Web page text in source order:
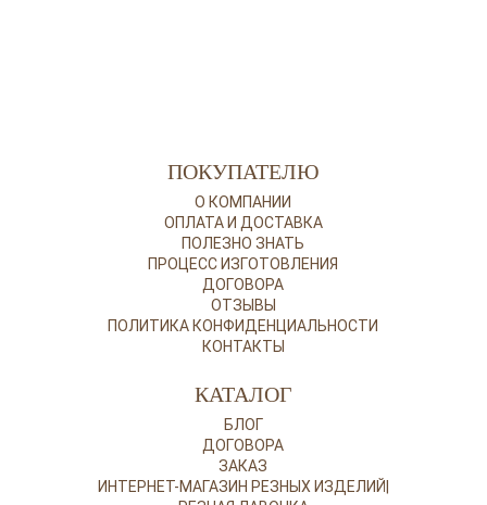
ПОКУПАТЕЛЮ
О КОМПАНИИ
ОПЛАТА И ДОСТАВКА
ПОЛЕЗНО ЗНАТЬ
ПРОЦЕСС ИЗГОТОВЛЕНИЯ
ДОГОВОРА
ОТЗЫВЫ
ПОЛИТИКА КОНФИДЕНЦИАЛЬНОСТИ
КОНТАКТЫ
КАТАЛОГ
БЛОГ
ДОГОВОРА
ЗАКАЗ
ИНТЕРНЕТ-МАГАЗИН РЕЗНЫХ ИЗДЕЛИЙ|